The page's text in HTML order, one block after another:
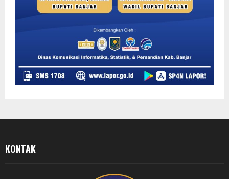
KONTAK